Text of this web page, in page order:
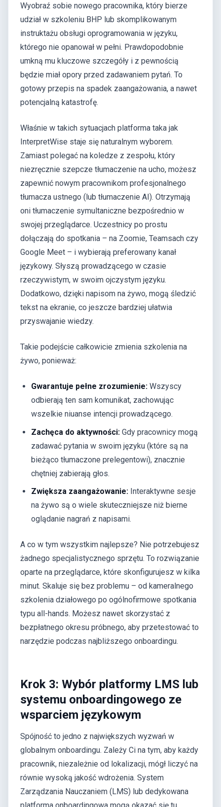
Wyobraź sobie nowego pracownika, który bierze
udział w szkoleniu BHP lub skomplikowanym
instruktażu obsługi oprogramowania w języku,
którego nie opanował w pełni. Prawdopodobnie
umkną mu kluczowe szczegóły i z pewnością
będzie miał opory przed zadawaniem pytań. To
gotowy przepis na spadek zaangażowania, a nawet
potencjalną katastrofę.
Właśnie w takich sytuacjach platforma taka jak
InterpretWise staje się naturalnym wyborem.
Zamiast polegać na koledze z zespołu, który
niezręcznie szepcze tłumaczenie na ucho, możesz
zapewnić nowym pracownikom profesjonalnego
tłumacza ustnego (lub tłumaczenie AI). Otrzymają
oni tłumaczenie symultaniczne bezpośrednio w
swojej przeglądarce. Uczestnicy po prostu
dołączają do spotkania – na Zoomie, Teamsach czy
Google Meet – i wybierają preferowany kanał
językowy. Słyszą prowadzącego w czasie
rzeczywistym, w swoim ojczystym języku.
Dodatkowo, dzięki napisom na żywo, mogą śledzić
tekst na ekranie, co jeszcze bardziej ułatwia
przyswajanie wiedzy.
Takie podejście całkowicie zmienia szkolenia na
żywo, ponieważ:
Gwarantuje pełne zrozumienie: Wszyscy
odbierają ten sam komunikat, zachowując
wszelkie niuanse intencji prowadzącego.
Zachęca do aktywności: Gdy pracownicy mogą
zadawać pytania w swoim języku (które są na
bieżąco tłumaczone prelegentowi), znacznie
chętniej zabierają głos.
Zwiększa zaangażowanie: Interaktywne sesje
na żywo są o wiele skuteczniejsze niż bierne
oglądanie nagrań z napisami.
A co w tym wszystkim najlepsze? Nie potrzebujesz
żadnego specjalistycznego sprzętu. To rozwiązanie
oparte na przeglądarce, które skonfigurujesz w kilka
minut. Skaluje się bez problemu – od kameralnego
szkolenia działowego po ogólnofirmowe spotkania
typu all-hands. Możesz nawet skorzystać z
bezpłatnego okresu próbnego, aby przetestować to
narzędzie podczas najbliższego onboardingu.
Krok 3: Wybór platformy LMS lub
systemu onboardingowego ze
wsparciem językowym
Spójność to jedno z największych wyzwań w
globalnym onboardingu. Zależy Ci na tym, aby każdy
pracownik, niezależnie od lokalizacji, mógł liczyć na
równie wysoką jakość wdrożenia. System
Zarządzania Nauczaniem (LMS) lub dedykowana